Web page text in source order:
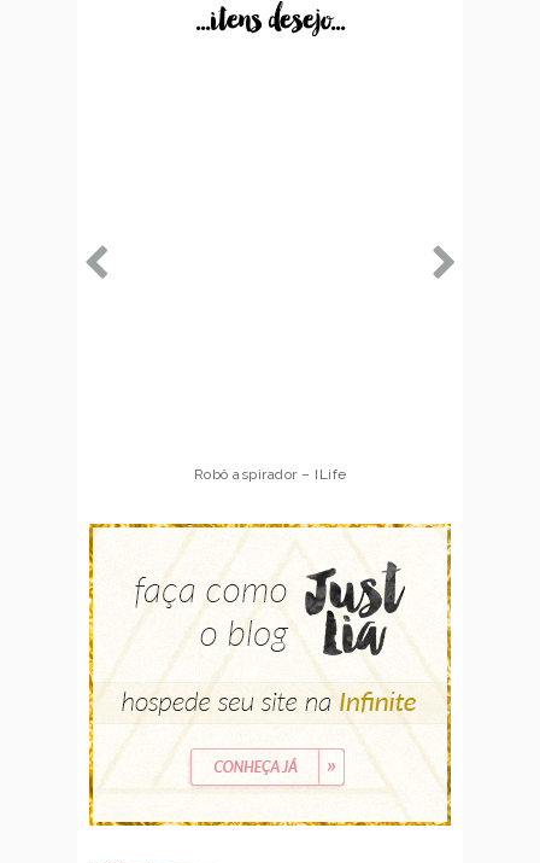
...itens desejo...
Robô aspirador – ILife